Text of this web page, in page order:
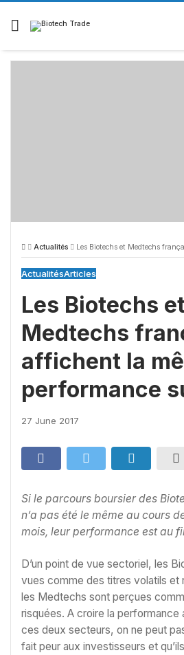
Skip
content
Actualités Les Biotechs et Medtechs françaises
ActualitésArticles
Les Biotechs
Medtechs
affichent la
performance
27 June 2017
Si le parcours boursier des
n’a pas été le même au cours
mois, leur performance est au
D’un point de vue sectoriel, les
vues comme des titres volatils et
les Medtechs sont perçues
risquées. A croire la performance
ces deux secteurs, on ne peut
fait peur aux investisseurs et